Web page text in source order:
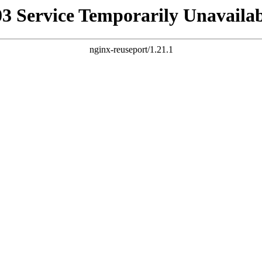
Service Temporarily
nginx-reuseport/1.21.1